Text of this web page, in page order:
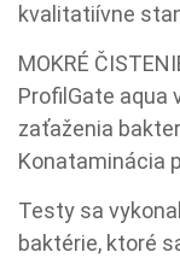
kvalitatiívne
MOKRÉ
ProfilGate aqua
zaťaženia
Konataminácia
Testy sa
baktérie, ktoré